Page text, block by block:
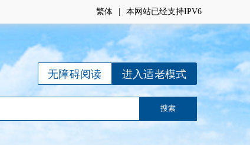
繁体 本网站已经支持IPV6
进入适老模式
无障碍阅读